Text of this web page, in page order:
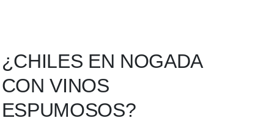
¿CHILES EN NOGADA
CON VINOS
ESPUMOSOS?